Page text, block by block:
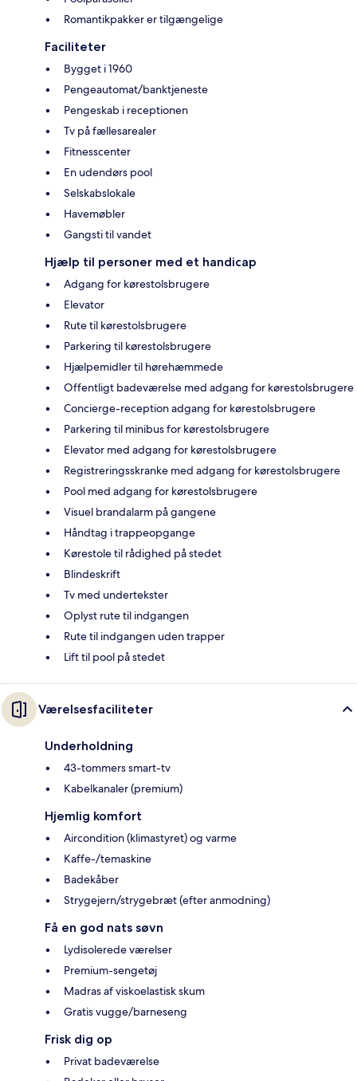
Romantikpakker er tilgængelige
Faciliteter
Bygget i 1960
Pengeautomat/banktjeneste
Pengeskab i receptionen
Tv på fællesarealer
Fitnesscenter
En udendørs pool
Selskabslokale
Havemøbler
Gangsti til vandet
Hjælp til personer med et handicap
Adgang for kørestolsbrugere
Elevator
Rute til kørestolsbrugere
Parkering til kørestolsbrugere
Hjælpemidler til hørehæmmede
Offentligt badeværelse med adgang for kørestolsbrugere
Concierge-reception adgang for kørestolsbrugere
Parkering til minibus for kørestolsbrugere
Elevator med adgang for kørestolsbrugere
Registreringsskranke med adgang for kørestolsbrugere
Pool med adgang for kørestolsbrugere
Visuel brandalarm på gangene
Håndtag i trappeopgange
Kørestole til rådighed på stedet
Blindeskrift
Tv med undertekster
Oplyst rute til indgangen
Rute til indgangen uden trapper
Lift til pool på stedet
Værelsesfaciliteter
Underholdning
43-tommers smart-tv
Kabelkanaler (premium)
Hjemlig komfort
Aircondition (klimastyret) og varme
Kaffe-/temaskine
Badekåber
Strygejern/strygebræt (efter anmodning)
Få en god nats søvn
Lydisolerede værelser
Premium-sengetøj
Madras af viskoelastisk skum
Gratis vugge/barneseng
Frisk dig op
Privat badeværelse